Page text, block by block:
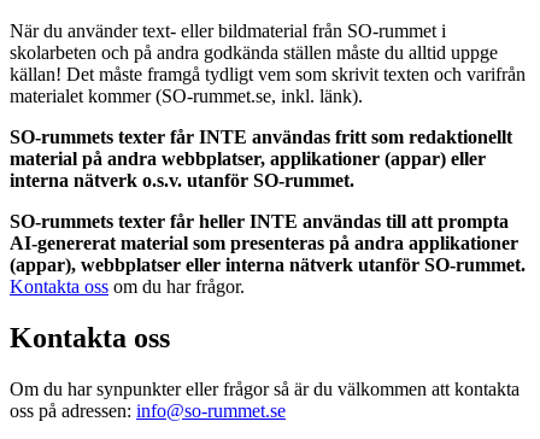
När du använder text- eller bildmaterial från SO-rummet i
skolarbeten och på andra godkända ställen måste du alltid uppge
källan! Det måste framgå tydligt vem som skrivit texten och varifrån
materialet kommer (SO-rummet.se, inkl. länk).
SO-rummets texter får INTE användas fritt som redaktionellt
material på andra webbplatser, applikationer (appar) eller
interna nätverk o.s.v. utanför SO-rummet.
SO-rummets texter får heller INTE användas till att prompta
AI-genererat material som presenteras på andra applikationer
(appar), webbplatser eller interna nätverk utanför SO-rummet.
Kontakta oss om du har frågor.
Kontakta oss
Om du har synpunkter eller frågor så är du välkommen att kontakta
oss på adressen: info@so-rummet.se